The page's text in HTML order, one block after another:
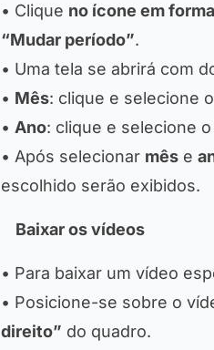
• Clique no ícone em
“Mudar período”.
• Uma tela se abrirá com
• Mês: clique e selecione
• Ano: clique e selecione
• Após selecionar mês e
escolhido serão exibidos.
Baixar os vídeos
• Para baixar um vídeo
• Posicione-se sobre o
direito” do quadro.